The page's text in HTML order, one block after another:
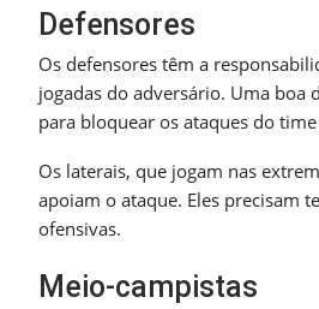
Defensores
Os defensores têm a
jogadas do adversário. Uma boa
para bloquear os ataques do
Os laterais, que jogam nas
apoiam o ataque. Eles precisam
ofensivas.
Meio-campistas